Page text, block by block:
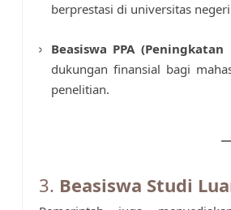
berprestasi di universitas
Beasiswa PPA
dukungan finansial bagi
penelitian.
3. Beasiswa Studi